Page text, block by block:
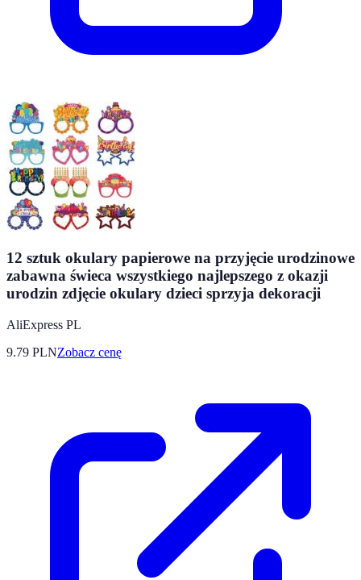
12 sztuk okulary papierowe na przyjęcie urodzinowe
zabawna świeca wszystkiego najlepszego z okazji
urodzin zdjęcie okulary dzieci sprzyja dekoracji
AliExpress PL
9.79 PLNZobacz cenę